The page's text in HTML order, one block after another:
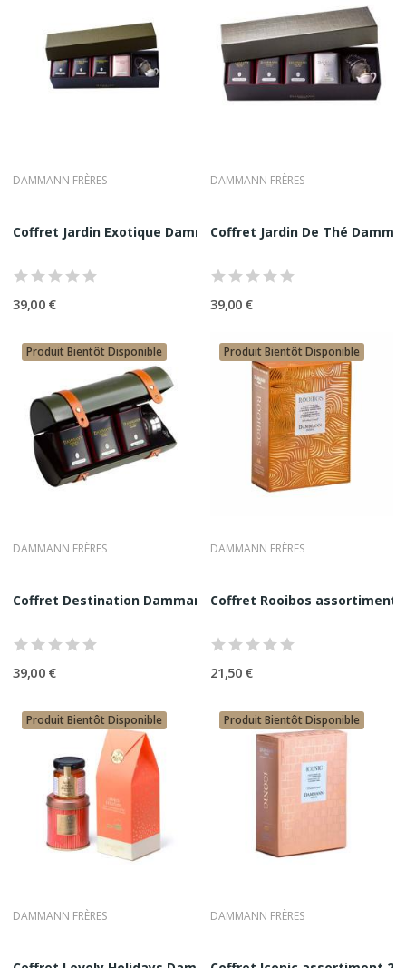
DAMMANN FRÈRES
Coffret Jardin Exotique Dammann Frères | 4...
39,00 €
DAMMANN FRÈRES
Coffret Jardin De Thé
39,00 €
Produit Bientôt Disponible
DAMMANN FRÈRES
Coffret Destination Dammann Frères | 3 boites +...
39,00 €
Produit Bientôt Disponible
DAMMANN FRÈRES
Coffret Rooibos assortiment
21,50 €
Produit Bientôt Disponible
DAMMANN FRÈRES
Produit Bientôt Disponible
DAMMANN FRÈRES